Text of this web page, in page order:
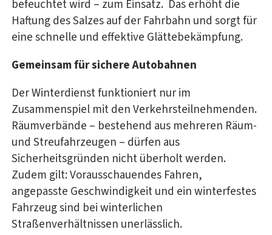
befeuchtet wird – zum Einsatz. Das erhöht die
Haftung des Salzes auf der Fahrbahn und sorgt für
eine schnelle und effektive Glättebekämpfung.
Gemeinsam für sichere Autobahnen
Der Winterdienst funktioniert nur im
Zusammenspiel mit den Verkehrsteilnehmenden.
Räumverbände – bestehend aus mehreren Räum-
und Streufahrzeugen – dürfen aus
Sicherheitsgründen nicht überholt werden.
Zudem gilt: Vorausschauendes Fahren,
angepasste Geschwindigkeit und ein winterfestes
Fahrzeug sind bei winterlichen
Straßenverhältnissen unerlässlich.